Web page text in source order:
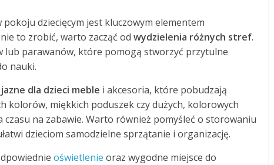
dziecięcym jest kluczowym elementem
to zrobić, warto zacząć od wydzielenia różnych stref.
lub parawanów, które pomogą stworzyć przytulne
nauki.
dla dzieci meble i akcesoria, które pobudzają
kolorów, miękkich poduszek czy dużych, kolorowych
czasu na zabawie. Warto również pomyśleć o storowaniu
dzieciom samodzielne sprzątanie i organizację.
oświetlenie oraz wygodne miejsce do